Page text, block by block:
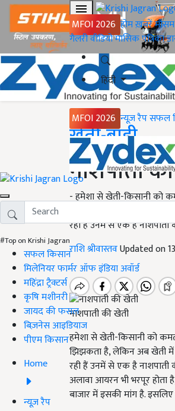
MFOI 2026 होमख़बरेंमौसम
गैलरीवीडियोमासिक पत्रिका
हिंदी
MFOI 2026 न्यूज़ रैपसफल
#Top on Krishi Jagran
सफल किसान
मिलेनियर फार्मर ऑफ इंडिया अवॉर्ड
महिंद्रा ट्रैक्टर्स
कृषि मशीनरी
जायद की फसल
बिज़नेस आइडियाज
पीएम किसान
Home
न्यूज़ रैप
Home
खेती-बाड़ी
नाशपाती
- हमेशा से खेती-किसानी को
रही हैं उनमें से एक है
राशि श्रीवास्तवUpdated on
नाशपाती की खेती
हमेशा से खेती-किसानी को
झिझकता है, लेकिन अब खेती में
रही हैं उनमें से एक है
अलावा आयरन भी भरपूर होता
बाजार में इसकी मांग है.